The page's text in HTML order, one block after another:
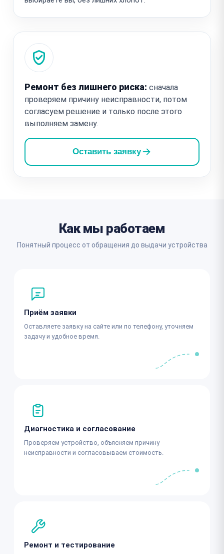
Ремонт без лишнего риска: сначала
проверяем причину неисправности, потом
согласуем решение и только после этого
выполняем замену.
Оставить заявку
Как мы работаем
Понятный процесс от обращения до выдачи устройства
Приём заявки
Оставляете заявку на сайте или по телефону, уточняем
задачу и удобное время.
Диагностика и согласование
Проверяем устройство, объясняем причину
неисправности и согласовываем стоимость.
Ремонт и тестирование